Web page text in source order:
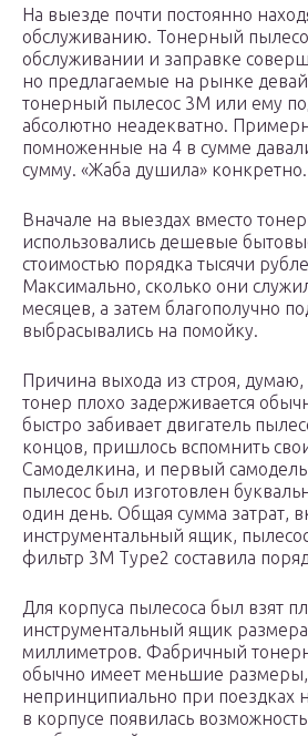
На выезде почти постоянно
обслуживанию. Тонерный
обслуживании и заправке
но предлагаемые на рынке
тонерный пылесос 3M или ему
абсолютно неадекватно.
помноженные на 4 в сумме
сумму. «Жаба душила» конкретно.
Вначале на выездах вместо
использовались дешевые
стоимостью порядка тысячи
Максимально, сколько они
месяцев, а затем благополучно
выбрасывались на помойку.
Причина выхода из строя, думаю,
тонер плохо задерживается
быстро забивает двигатель
концов, пришлось вспомнить
Самоделкина, и первый
пылесос был изготовлен
один день. Общая сумма затрат,
инструментальный ящик,
фильтр 3М Type2 составила
Для корпуса пылесоса был взят
инструментальный ящик
миллиметров. Фабричный
обычно имеет меньшие размеры,
непринципиально при поездках
в корпусе появилась